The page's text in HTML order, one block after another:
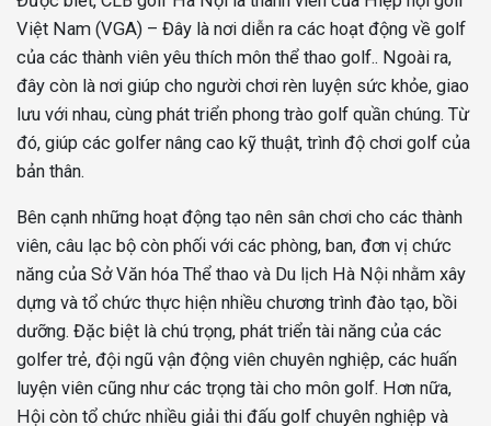
Việt Nam (VGA) – Đây là nơi diễn ra các hoạt động về golf
của các thành viên yêu thích môn thể thao golf.. Ngoài ra,
đây còn là nơi giúp cho người chơi rèn luyện sức khỏe, giao
lưu với nhau, cùng phát triển phong trào golf quần chúng. Từ
đó, giúp các golfer nâng cao kỹ thuật, trình độ chơi golf của
bản thân.
Bên cạnh những hoạt động tạo nên sân chơi cho các thành
viên, câu lạc bộ còn phối với các phòng, ban, đơn vị chức
năng của Sở Văn hóa Thể thao và Du lịch Hà Nội nhằm xây
dựng và tổ chức thực hiện nhiều chương trình đào tạo, bồi
dưỡng. Đặc biệt là chú trọng, phát triển tài năng của các
golfer trẻ, đội ngũ vận động viên chuyên nghiệp, các huấn
luyện viên cũng như các trọng tài cho môn golf. Hơn nữa,
Hội còn tổ chức nhiều giải thi đấu golf chuyên nghiệp và